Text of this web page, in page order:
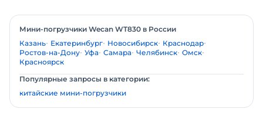
Мини-погрузчики Wecan WT830 в России
Казань Екатеринбург Новосибирск Краснодар
Ростов-на-Дону Уфа Самара Челябинск Омск
Красноярск
Популярные запросы в категории:
китайские мини-погрузчики